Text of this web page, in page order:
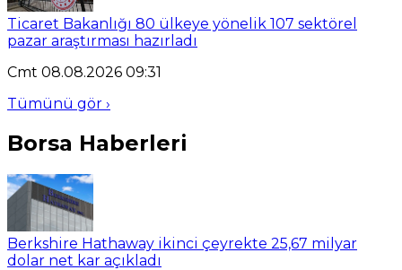
Ticaret Bakanlığı 80 ülkeye yönelik 107 sektörel
pazar araştırması hazırladı
Cmt 08.08.2026 09:31
Tümünü gör ›
Borsa Haberleri
Berkshire Hathaway ikinci çeyrekte 25,67 milyar
dolar net kar açıkladı